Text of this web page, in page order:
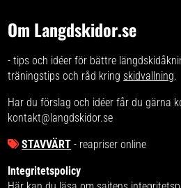
Om Langdskidor.se
- tips och idéer för bättre
träningstips och råd kring skidvallning.
Har du förslag och idéer får du gärna
kontakt@langdskidor.se
STAVVÄRT - reapriser online
Integritetspolicy